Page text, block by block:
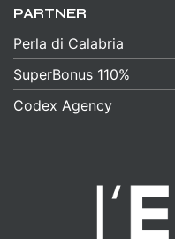
PARTNER
Perla di Calabria
SuperBonus 110%
Codex Agency